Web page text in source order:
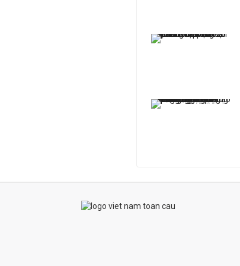
Dàn thí sinh Miss Earth Vietnam 2025 tỏa sáng tại phần thi phụ
Lễ công bố dự án phim ngắn CJ 2025: Thêm cố vấn đồng hành, mở rộng bệ phóng cho thế hệ đạo diễn trẻ